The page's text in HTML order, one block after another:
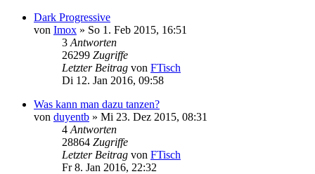
Dark Progressive
von Imox » So 1. Feb 2015, 16:51
3 Antworten
26299 Zugriffe
Letzter Beitrag von FTisch
Di 12. Jan 2016, 09:58
Was kann man dazu tanzen?
von duyentb » Mi 23. Dez 2015, 08:31
4 Antworten
28864 Zugriffe
Letzter Beitrag von FTisch
Fr 8. Jan 2016, 22:32